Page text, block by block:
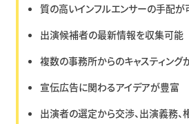
質の高いインフルエンサーの手配が
出演候補者の最新情報を収集可能
複数の事務所からのキャスティング
宣伝広告に関わるアイデアが豊富
出演者の選定から交渉、出演義務、